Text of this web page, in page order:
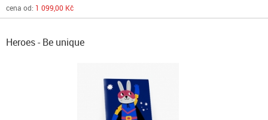
cena od: 1 099,00 Kč
Heroes - Be unique